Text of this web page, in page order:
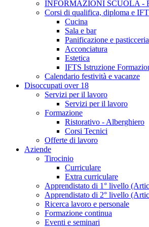
INFORMAZIONI SCUOLA -
Corsi di qualifica, diploma e
Cucina
Sala e bar
Panificazione e pasticceria
Acconciatura
Estetica
IFTS Istruzione
Calendario festività e vacanze
Disoccupati over 18
Servizi per il lavoro
Servizi per il lavoro
Formazione
Ristorativo - Alberghiero
Corsi Tecnici
Offerte di lavoro
Aziende
Tirocinio
Curriculare
Extra curriculare
Apprendistato di 1° livello
Apprendistato di 2° livello
Ricerca lavoro e personale
Formazione continua
Eventi e seminari